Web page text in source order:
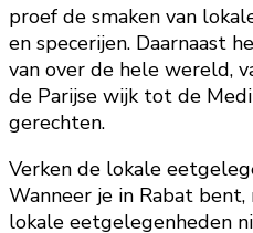
proef de smaken van
en specerijen. Daarnaast
van over de hele wereld,
de Parijse wijk tot de
gerechten.
Verken de lokale
Wanneer je in Rabat bent,
lokale eetgelegenheden